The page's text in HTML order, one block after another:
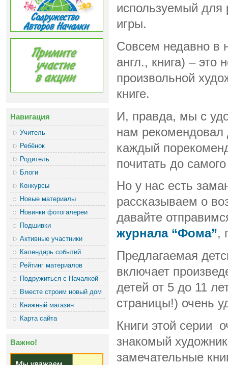
Навигация
Учитель
Ребёнок
Родитель
Блоги
Конкурсы
Новые материалы
Новинки фотогалереи
Подшивки
Активные участники
Календарь событий
Рейтинг материалов
Подружиться с Началкой
Вместе строим новый дом
Книжный магазин
Карта сайта
Важно!
используемый
игры.
Совсем недавно в
англ., книга) –
произвольной
книге.
И, правда, мы с
нам
каждый
почитать до
Но у нас есть
рассказываем о
давайте
журнала “Фома”,
Предлагаемая
включает
детей от 5 до 11
страницы!) очень
Книги этой серии
знакомый
замечательные